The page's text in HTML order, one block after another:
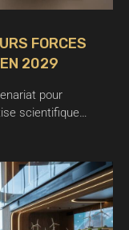
FORCES
2029
pour
scientifique…